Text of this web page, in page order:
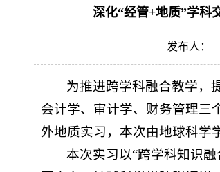
深化“经管+地质”学科
发布人：
为推进跨学科融合教学，
会计学、审计学、财务管理三
外地质实习，本次由地球科学
本次实习以“跨学科知识